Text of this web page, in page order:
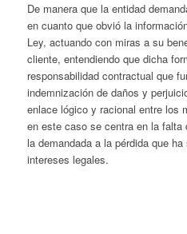
De manera que la entidad
en cuanto que obvió la
Ley, actuando con miras a su
cliente, entendiendo que dicha
responsabilidad contractual que
indemnización de daños y
enlace lógico y racional entre los
en este caso se centra en la falta
la demandada a la pérdida que
intereses legales.